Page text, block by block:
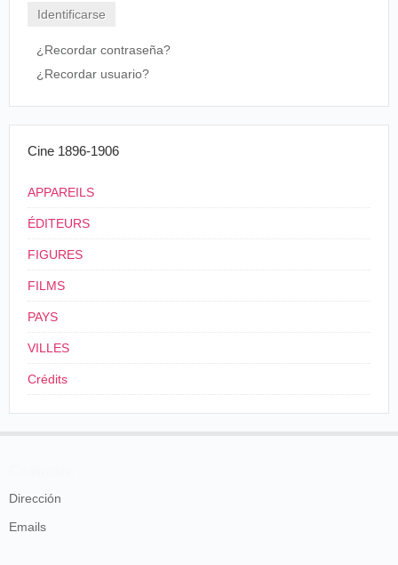
¿Recordar contraseña?
¿Recordar usuario?
Cine 1896-1906
APPAREILS
ÉDITEURS
FIGURES
FILMS
PAYS
VILLES
Crédits
Dirección
Emails